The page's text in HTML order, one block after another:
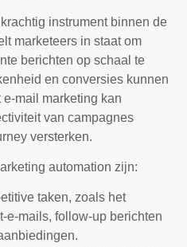
instrument binnen de
marketeers in staat om
berichten op schaal te
en conversies kunnen
mail marketing kan
van campagnes
versterken.
automation zijn:
taken, zoals het
e-mails, follow-up berichten